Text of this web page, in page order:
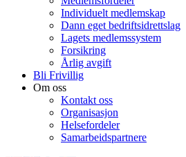
Individuelt medlemskap
Dann eget bedriftsidrettslag
Lagets medlemssystem
Forsikring
Årlig avgift
Bli Frivillig
Om oss
Kontakt oss
Organisasjon
Helsefordeler
Samarbeidspartnere